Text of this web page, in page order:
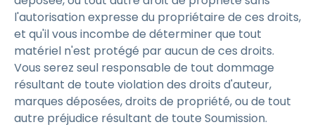
l'autorisation expresse du propriétaire de ces droits,
et qu'il vous incombe de déterminer que tout
matériel n'est protégé par aucun de ces droits.
Vous serez seul responsable de tout dommage
résultant de toute violation des droits d'auteur,
marques déposées, droits de propriété, ou de tout
autre préjudice résultant de toute Soumission.